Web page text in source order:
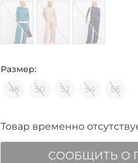
Размер:
48
50 52 54 56
Товар временно
СООБЩИТЬ О